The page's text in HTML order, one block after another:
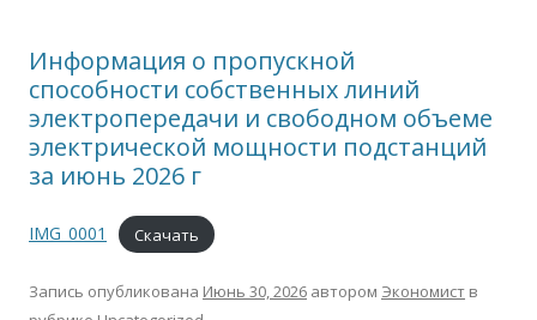
Информация о пропускной
способности собственных линий
электропередачи и свободном объеме
электрической мощности подстанций
за июнь 2026 г
IMG_0001 Скачать
Запись опубликована Июнь 30, 2026 автором Экономист в